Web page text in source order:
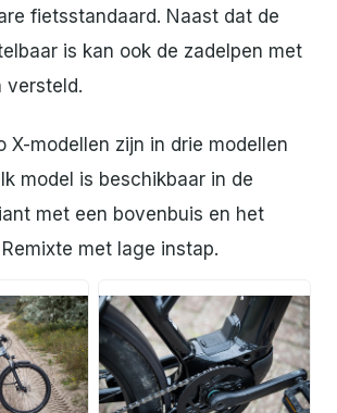
fietsstandaard. Naast dat de
is kan ook de zadelpen met
versteld.
X-modellen zijn in drie modellen
model is beschikbaar in de
met een bovenbuis en het
met lage instap.